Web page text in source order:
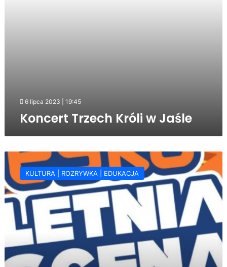
6 lipca 2023 | 19:45
Koncert Trzech Króli w Jaśle
Dni
Jasła
i
Letnia
scena
Radia
ESKA
KULTURA | ROZRYWKA | EDUKACJA